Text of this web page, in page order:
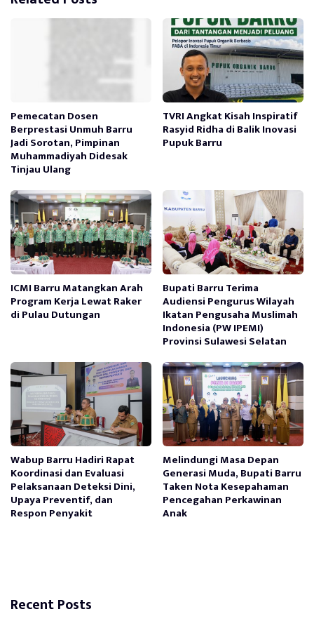
Pemecatan Dosen
Berprestasi Unmuh Barru
Jadi Sorotan, Pimpinan
Muhammadiyah Didesak
Tinjau Ulang
TVRI Angkat Kisah Inspiratif
Rasyid Ridha di Balik Inovasi
Pupuk Barru
ICMI Barru Matangkan Arah
Program Kerja Lewat Raker
di Pulau Dutungan
Bupati Barru Terima
Audiensi Pengurus Wilayah
Ikatan Pengusaha Muslimah
Indonesia (PW IPEMI)
Provinsi Sulawesi Selatan
Wabup Barru Hadiri Rapat
Koordinasi dan Evaluasi
Pelaksanaan Deteksi Dini,
Upaya Preventif, dan
Respon Penyakit
Melindungi Masa Depan
Generasi Muda, Bupati Barru
Taken Nota Kesepahaman
Pencegahan Perkawinan
Anak
Recent Posts